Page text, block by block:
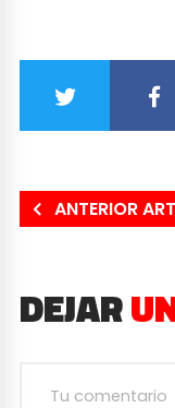
ANTERIOR
DEJAR